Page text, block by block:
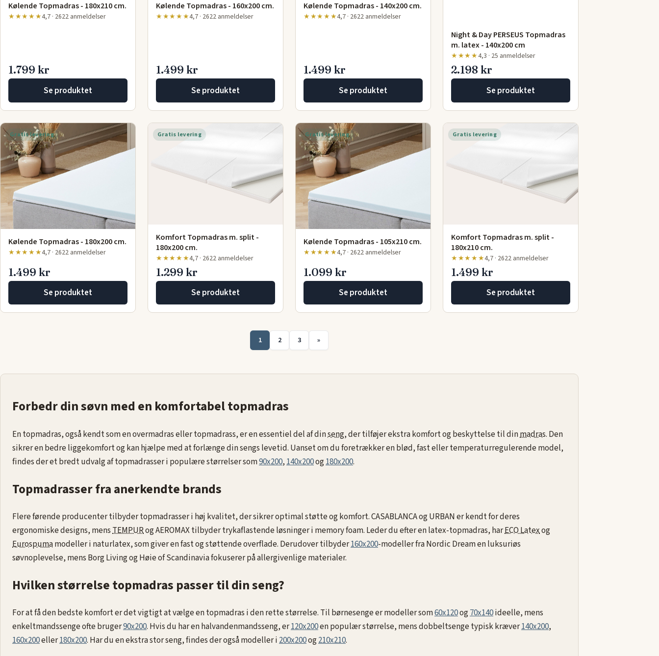
Kølende Topmadras - 180x210 cm.
★★★★★4,7 · 2622 anmeldelser
1.799 kr
Se produktet
Kølende Topmadras - 160x200 cm.
★★★★★4,7 · 2622 anmeldelser
1.499 kr
Se produktet
Kølende Topmadras - 140x200 cm.
★★★★★4,7 · 2622 anmeldelser
1.499 kr
Se produktet
Night & Day PERSEUS Topmadras
m. latex - 140x200 cm
★★★★4,3 · 25 anmeldelser
2.198 kr
Se produktet
Gratis levering
Kølende Topmadras - 180x200 cm.
★★★★★4,7 · 2622 anmeldelser
1.499 kr
Se produktet
Gratis levering
Komfort Topmadras m. split -
180x200 cm.
★★★★★4,7 · 2622 anmeldelser
1.299 kr
Se produktet
Gratis levering
Kølende Topmadras - 105x210 cm.
★★★★★4,7 · 2622 anmeldelser
1.099 kr
Se produktet
Gratis levering
Komfort Topmadras m. split -
180x210 cm.
★★★★★4,7 · 2622 anmeldelser
1.499 kr
Se produktet
1 2 3 »
Forbedr din søvn med en komfortabel topmadras
En topmadras, også kendt som en overmadras eller topmadrass, er en essentiel del af dinseng, der tilføjer ekstra komfort og beskyttelse til dinmadras. Den
sikrer en bedre liggekomfort og kan hjælpe med at forlænge din sengs levetid. Uanset om du foretrækker en blød, fast eller temperaturregulerende model,
findes der et bredt udvalg af topmadrasser i populære størrelser som90x200, 140x200og180x200.
Topmadrasser fra anerkendte brands
Flere førende producenter tilbyder topmadrasser i høj kvalitet, der sikrer optimal støtte og komfort. CASABLANCA og URBAN er kendt for deres
ergonomiske designs, mensTEMPURog AEROMAX tilbyder trykaflastende løsninger i memory foam. Leder du efter en latex-topmadras, harECO Latexog
Eurospumamodeller i naturlatex, som giver en fast og støttende overflade. Derudover tilbyder160x200-modeller fra Nordic Dream en luksuriøs
søvnoplevelse, mens Borg Living og Høie of Scandinavia fokuserer på allergivenlige materialer.
Hvilken størrelse topmadras passer til din seng?
For at få den bedste komfort er det vigtigt at vælge en topmadras i den rette størrelse. Til børnesenge er modeller som60x120og70x140ideelle, mens
enkeltmandssenge ofte bruger90x200. Hvis du har en halvandenmandsseng, er120x200en populær størrelse, mens dobbeltsenge typisk kræver140x200,
160x200eller180x200. Har du en ekstra stor seng, findes der også modeller i200x200og210x210.